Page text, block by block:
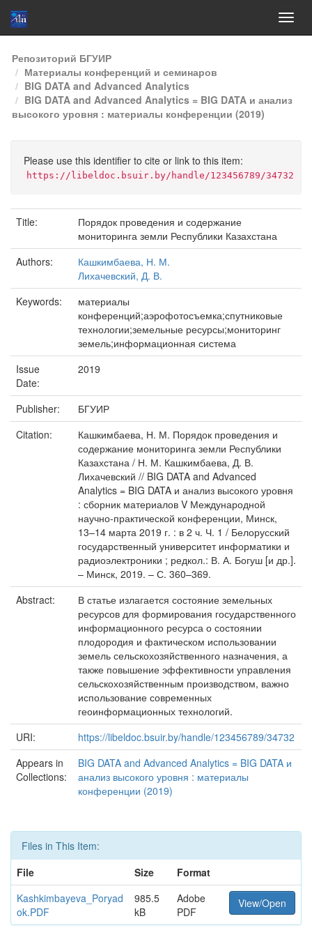
Skip
navigation
Репозиторий БГУИР
Материалы конференций и семинаров
BIG DATA and Advanced Analytics
BIG DATA and Advanced Analytics = BIG DATA и анализ
высокого уровня : материалы конференции (2019)
Please use this identifier to cite or link to this item:
https://libeldoc.bsuir.by/handle/123456789/34732
Title:
Порядок проведения и содержание
мониторинга земли Республики Казахстана
Authors:
Кашкимбаева, Н. М.
Лихачевский, Д. В.
Keywords:
материалы
конференций;аэрофотосъемка;спутниковые
технологии;земельные ресурсы;мониторинг
земель;информационная система
Issue
Date:
2019
Publisher:
БГУИР
Citation:
Кашкимбаева, Н. М. Порядок проведения и
содержание мониторинга земли Республики
Казахстана / Н. М. Кашкимбаева, Д. В.
Лихачевский // BIG DATA and Advanced
Analytics = BIG DATA и анализ высокого уровня
: сборник материалов V Международной
научно-практической конференции, Минск,
13–14 марта 2019 г. : в 2 ч. Ч. 1 / Белорусский
государственный университет информатики и
радиоэлектроники ; редкол.: В. А. Богуш [и др.].
– Минск, 2019. – С. 360–369.
Abstract:
В статье излагается состояние земельных
ресурсов для формирования государственного
информационного ресурса о состоянии
плодородия и фактическом использовании
земель сельскохозяйственного назначения, а
также повышение эффективности управления
сельскохозяйственным производством, важно
использование современных
геоинформационных технологий.
URI:
https://libeldoc.bsuir.by/handle/123456789/34732
Appears in
Collections:
BIG DATA and Advanced Analytics = BIG DATA и
анализ высокого уровня : материалы
конференции (2019)
Files in This Item:
File
Size
Format
Kashkimbayeva_Poryad
ok.PDF
985.5
kB
Adobe
PDF
View/Open